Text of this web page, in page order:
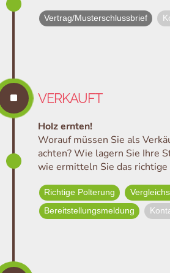
Vertrag/Musterschlussbrief
^ VERKAUFT
Holz ernten!
Worauf müssen Sie als
achten? Wie lagern Sie Ihre
wie ermitteln Sie das richtige
Richtige Polterung
Bereitstellungsmeldung